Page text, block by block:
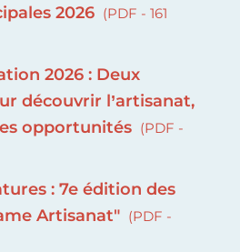
2026 (PDF - 161
2026 : Deux
découvrir l’artisanat,
opportunités (PDF -
: 7e édition des
Artisanat" (PDF -